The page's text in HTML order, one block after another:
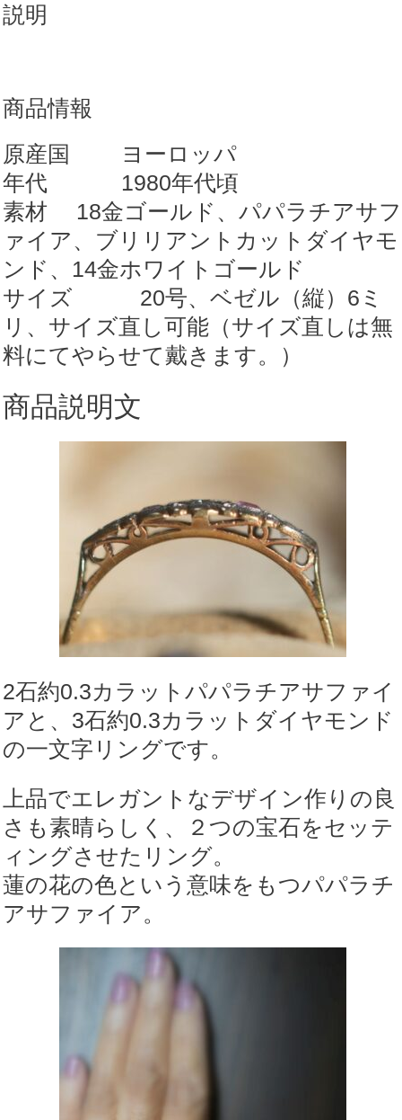
説明
商品情報
原産国 ヨーロッパ
年代 1980年代頃
素材 18金ゴールド、パパラチアサフ
ァイア、ブリリアントカットダイヤモ
ンド、14金ホワイトゴールド
サイズ 20号、ベゼル（縦）6ミ
リ、サイズ直し可能（サイズ直しは無
料にてやらせて戴きます。）
商品説明文
2石約0.3カラットパパラチアサファイ
アと、3石約0.3カラットダイヤモンド
の一文字リングです。
上品でエレガントなデザイン作りの良
さも素晴らしく、２つの宝石をセッテ
ィングさせたリング。
蓮の花の色という意味をもつパパラチ
アサファイア。